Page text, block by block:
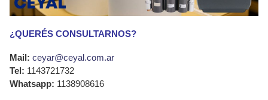
¿QUERÉS CONSULTARNOS?
Mail: ceyar@ceyal.com.ar
Tel: 1143721732
Whatsapp: 1138908616